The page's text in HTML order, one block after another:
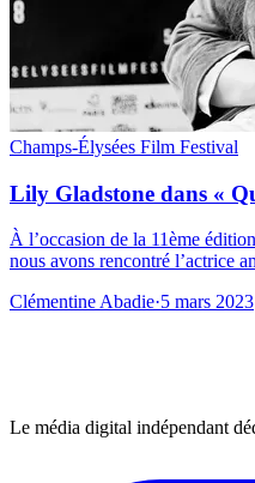
Champs-Élysées Film Festival
Lily Gladstone dans «
À l’occasion de la 11ème
nous avons rencontré l’actrice
Clémentine Abadie·5 mars 2023
Le média digital indépendant